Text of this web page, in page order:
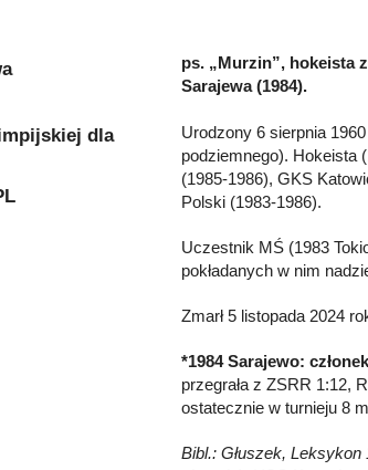
ps. „Murzin”, hokeista
Sarajewa (1984).
Urodzony 6 sierpnia
podziemnego). Hokeista
(1985-1986), GKS
Polski (1983-1986).
Uczestnik MŚ (1983
pokładanych w nim
Zmarł 5 listopada 2024
*1984 Sarajewo:
przegrała z ZSRR 1:12,
ostatecznie w turnieju 8
Bibl.: Głuszek,
dla